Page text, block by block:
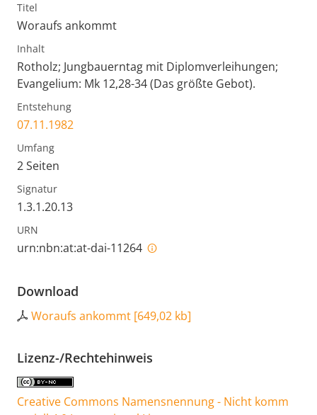
Titel
Woraufs ankommt
Inhalt
Rotholz; Jungbauerntag mit Diplomverleihungen;
Evangelium: Mk 12,28-34 (Das größte Gebot).
Entstehung
07.11.1982
Umfang
2 Seiten
Signatur
1.3.1.20.13
URN
urn:nbn:at:at-dai-11264
Download
Woraufs ankommt [649,02 kb]
Lizenz-/Rechtehinweis
Creative Commons Namensnennung - Nicht komm